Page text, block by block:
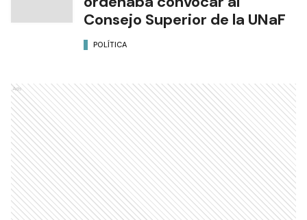
Consejo Superior de la UNaF
POLÍTICA
Ads